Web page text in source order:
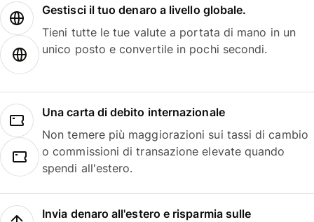
Gestisci il tuo denaro a livello globale.
Tieni tutte le tue valute a portata di mano in un
unico posto e convertile in pochi secondi.
Una carta di debito internazionale
Non temere più maggiorazioni sui tassi di cambio
o commissioni di transazione elevate quando
spendi all'estero.
Invia denaro all'estero e risparmia sulle